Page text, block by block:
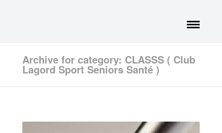
Archive for category: CLASSS ( Club
Lagord Sport Seniors Santé )